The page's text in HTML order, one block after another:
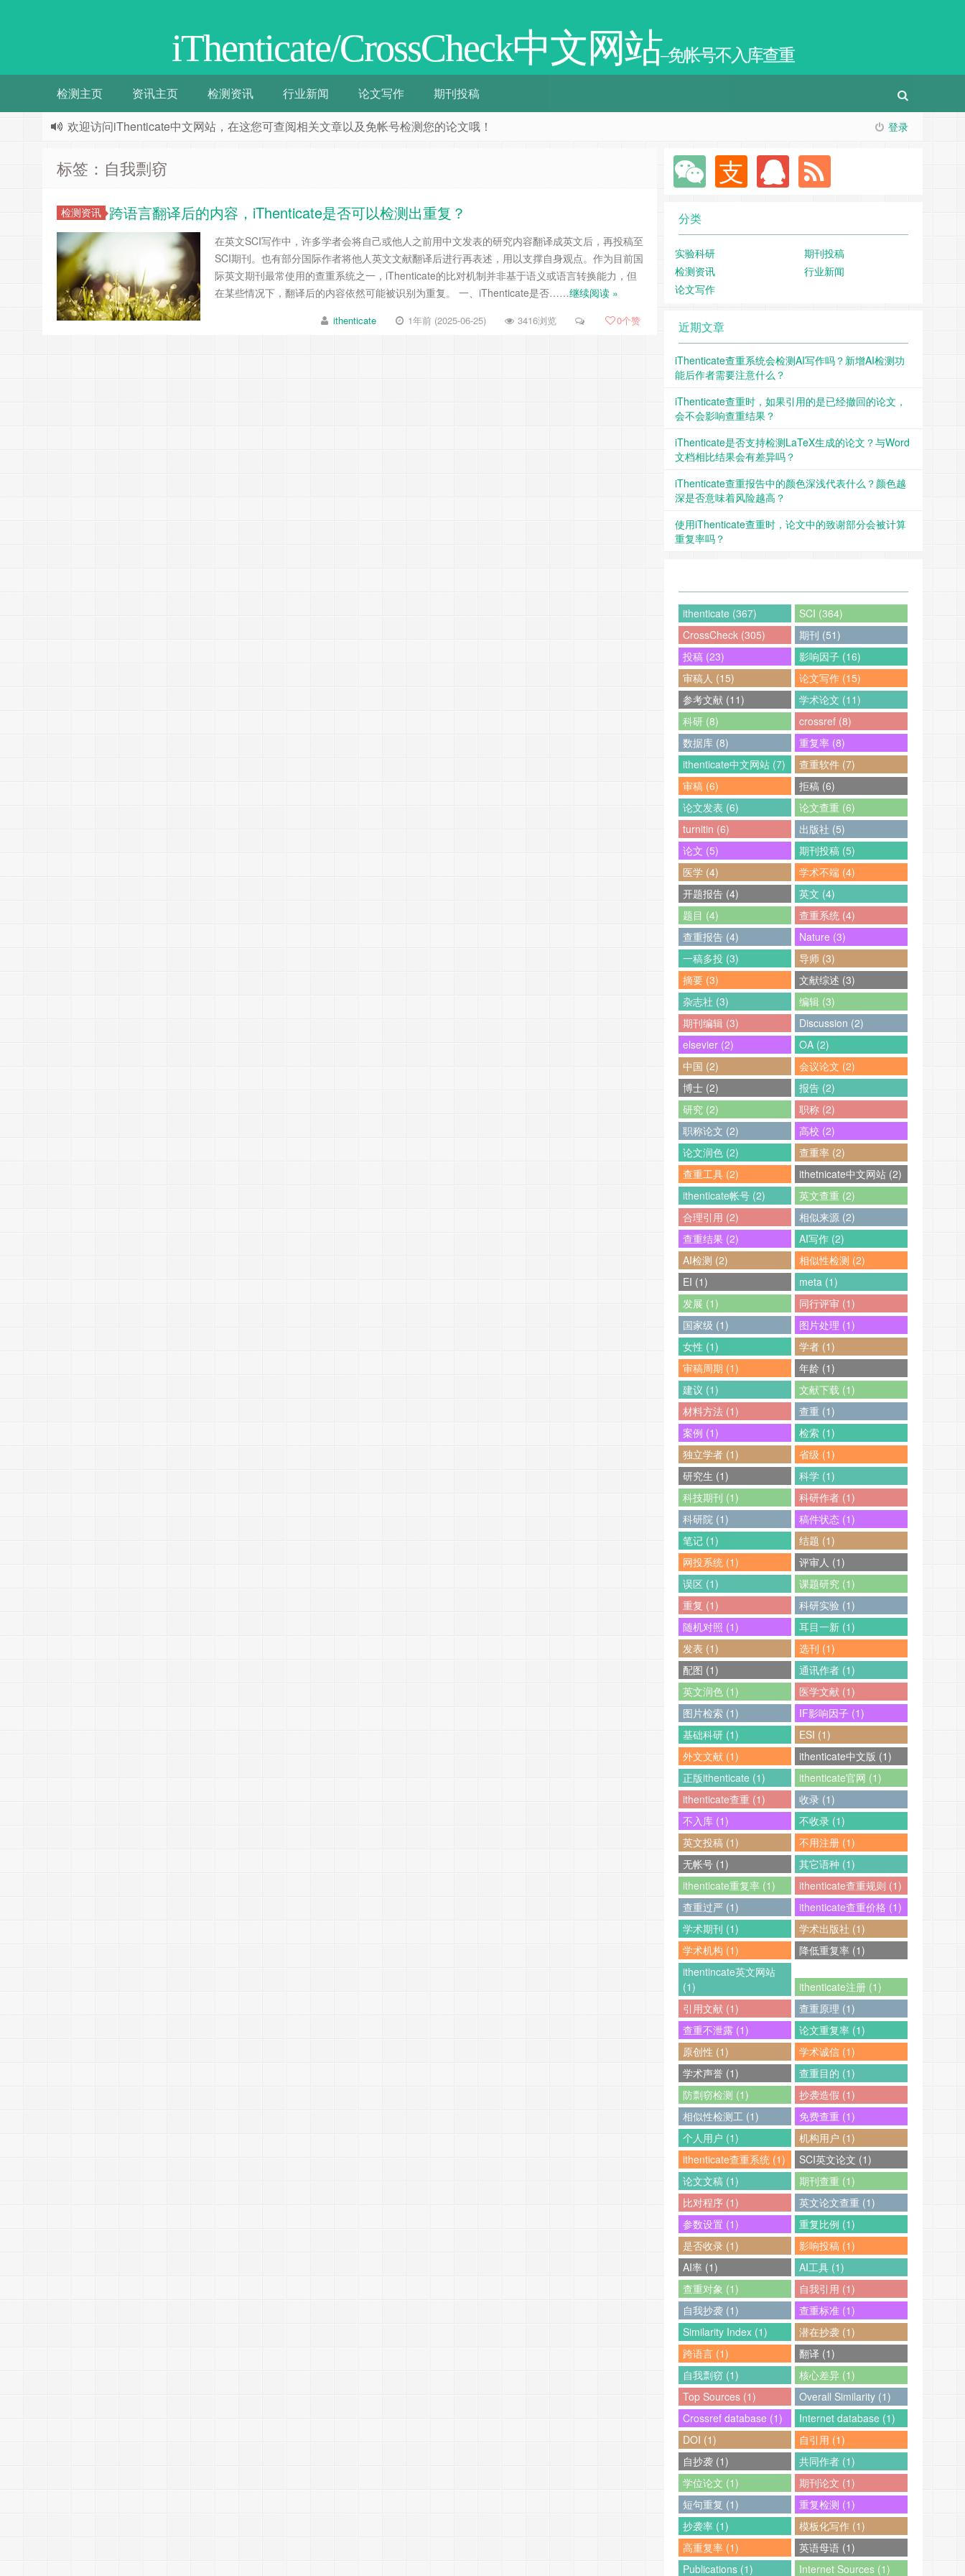
iThenticate/CrossCheck中文网站–免帐号不入库查重
检测主页 资讯主页 检测资讯 行业新闻 论文写作 期刊投稿
登录
欢迎访问iThenticate中文网站，在这您可查阅相关文章以及免帐号检测您的论文哦！
标签：自我剽窃
检测资讯 跨语言翻译后的内容，iThenticate是否可以检测出重复？
在英文SCI写作中，许多学者会将自己或他人之前用中文发表的研究内容翻译成英文后，再投稿至
SCI期刊。也有部分国际作者将他人英文文献翻译后进行再表述，用以支撑自身观点。作为目前国
际英文期刊最常使用的查重系统之一，iThenticate的比对机制并非基于语义或语言转换能力，但
在某些情况下，翻译后的内容依然可能被识别为重复。 一、iThenticate是否……继续阅读 »
ithenticate 1年前 (2025-06-25) 3416浏览 0个赞
分类
实验科研
期刊投稿
检测资讯
行业新闻
论文写作
近期文章
iThenticate查重系统会检测AI写作吗？新增AI检测功
能后作者需要注意什么？
iThenticate查重时，如果引用的是已经撤回的论文，
会不会影响查重结果？
iThenticate是否支持检测LaTeX生成的论文？与Word
文档相比结果会有差异吗？
iThenticate查重报告中的颜色深浅代表什么？颜色越
深是否意味着风险越高？
使用iThenticate查重时，论文中的致谢部分会被计算
重复率吗？
ithenticate (367)
SCI (364)
CrossCheck (305)
期刊 (51)
投稿 (23)
影响因子 (16)
审稿人 (15)
论文写作 (15)
参考文献 (11)
学术论文 (11)
科研 (8)
crossref (8)
数据库 (8)
重复率 (8)
ithenticate中文网站 (7)
查重软件 (7)
审稿 (6)
拒稿 (6)
论文发表 (6)
论文查重 (6)
turnitin (6)
出版社 (5)
论文 (5)
期刊投稿 (5)
医学 (4)
学术不端 (4)
开题报告 (4)
英文 (4)
题目 (4)
查重系统 (4)
查重报告 (4)
Nature (3)
一稿多投 (3)
导师 (3)
摘要 (3)
文献综述 (3)
杂志社 (3)
编辑 (3)
期刊编辑 (3)
Discussion (2)
elsevier (2)
OA (2)
中国 (2)
会议论文 (2)
博士 (2)
报告 (2)
研究 (2)
职称 (2)
职称论文 (2)
高校 (2)
论文润色 (2)
查重率 (2)
查重工具 (2)
ithetnicate中文网站 (2)
ithenticate帐号 (2)
英文查重 (2)
合理引用 (2)
相似来源 (2)
查重结果 (2)
AI写作 (2)
AI检测 (2)
相似性检测 (2)
EI (1)
meta (1)
发展 (1)
同行评审 (1)
国家级 (1)
图片处理 (1)
女性 (1)
学者 (1)
审稿周期 (1)
年龄 (1)
建议 (1)
文献下载 (1)
材料方法 (1)
查重 (1)
案例 (1)
检索 (1)
独立学者 (1)
省级 (1)
研究生 (1)
科学 (1)
科技期刊 (1)
科研作者 (1)
科研院 (1)
稿件状态 (1)
笔记 (1)
结题 (1)
网投系统 (1)
评审人 (1)
误区 (1)
课题研究 (1)
重复 (1)
科研实验 (1)
随机对照 (1)
耳目一新 (1)
发表 (1)
选刊 (1)
配图 (1)
通讯作者 (1)
英文润色 (1)
医学文献 (1)
图片检索 (1)
IF影响因子 (1)
基础科研 (1)
ESI (1)
外文文献 (1)
ithenticate中文版 (1)
正版ithenticate (1)
ithenticate官网 (1)
ithenticate查重 (1)
收录 (1)
不入库 (1)
不收录 (1)
英文投稿 (1)
不用注册 (1)
无帐号 (1)
其它语种 (1)
ithenticate重复率 (1)
ithenticate查重规则 (1)
查重过严 (1)
ithenticate查重价格 (1)
学术期刊 (1)
学术出版社 (1)
学术机构 (1)
降低重复率 (1)
ithentincate英文网站
(1)
ithenticate注册 (1)
引用文献 (1)
查重原理 (1)
查重不泄露 (1)
论文重复率 (1)
原创性 (1)
学术诚信 (1)
学术声誉 (1)
查重目的 (1)
防剽窃检测 (1)
抄袭造假 (1)
相似性检测工 (1)
免费查重 (1)
个人用户 (1)
机构用户 (1)
ithenticate查重系统 (1)
SCI英文论文 (1)
论文文稿 (1)
期刊查重 (1)
比对程序 (1)
英文论文查重 (1)
参数设置 (1)
重复比例 (1)
是否收录 (1)
影响投稿 (1)
AI率 (1)
AI工具 (1)
查重对象 (1)
自我引用 (1)
自我抄袭 (1)
查重标准 (1)
Similarity Index (1)
潜在抄袭 (1)
跨语言 (1)
翻译 (1)
自我剽窃 (1)
核心差异 (1)
Top Sources (1)
Overall Similarity (1)
Crossref database (1)
Internet database (1)
DOI (1)
自引用 (1)
自抄袭 (1)
共同作者 (1)
学位论文 (1)
期刊论文 (1)
短句重复 (1)
重复检测 (1)
抄袭率 (1)
模板化写作 (1)
高重复率 (1)
英语母语 (1)
Publications (1)
Internet Sources (1)